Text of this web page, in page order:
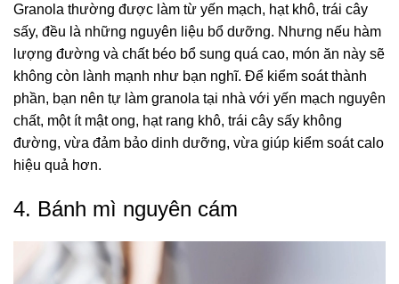
Granola thường được làm từ yến mạch, hạt khô, trái cây
sấy, đều là những nguyên liệu bổ dưỡng. Nhưng nếu hàm
lượng đường và chất béo bổ sung quá cao, món ăn này sẽ
không còn lành mạnh như bạn nghĩ. Để kiểm soát thành
phần, bạn nên tự làm granola tại nhà với yến mạch nguyên
chất, một ít mật ong, hạt rang khô, trái cây sấy không
đường, vừa đảm bảo dinh dưỡng, vừa giúp kiểm soát calo
hiệu quả hơn.
4. Bánh mì nguyên cám